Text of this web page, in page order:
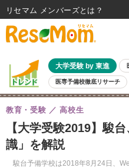
大学受験 by 東進
医専予備校徹底リサーチ
親子で考える大学選び 高校受験
共通テスト 夏休み
8月開催イベント・WS 全国公立高校
自由研究教材（小学生向け）
【大学受験2019】駿
識」を解説
駿台予備学校は2018年8月24日、
教育・受験 高校生
リセマム メンバーズ